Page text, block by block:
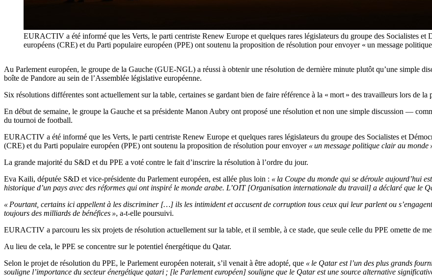
EURACTIV a été informé que les Verts, le parti centriste Renew Europe et quelques rares législateurs du groupe des Socialistes
européens (CRE) et du Parti populaire européen (PPE) ont soutenu la proposition de résolution pour envoyer « un message
Au Parlement européen, le groupe de la Gauche (GUE-NGL) a réussi à obtenir une résolution de dernière minute plutôt qu’une simple
boîte de Pandore au sein de l’Assemblée législative européenne.
Six résolutions différentes sont actuellement sur la table, certaines se gardant bien de faire référence à la « mort » des travailleurs lors de
En début de semaine, le groupe la Gauche et sa présidente Manon Aubry ont proposé une résolution et non une simple discussion —
du tournoi de football.
EURACTIV a été informé que les Verts, le parti centriste Renew Europe et quelques rares législateurs du groupe des Socialistes et
(CRE) et du Parti populaire européen (PPE) ont soutenu la proposition de résolution pour envoyer « un message politique clair au monde
La grande majorité du S&D et du PPE a voté contre le fait d’inscrire la résolution à l’ordre du jour.
Eva Kaili, députée S&D et vice-présidente du Parlement européen, est allée plus loin : « la Coupe du monde qui se déroule aujourd’hui
historique d’un pays avec des réformes qui ont inspiré le monde arabe. L’OIT [Organisation internationale du travail] a déclaré que le
« Pourtant, certains ici appellent à les discriminer […] ils les intimident et accusent de corruption tous ceux qui leur parlent ou
toujours des milliards de bénéfices », a-t-elle poursuivi.
EURACTIV a parcouru les six projets de résolution actuellement sur la table, et il semble, à ce stade, que seule celle du PPE omette de
Au lieu de cela, le PPE se concentre sur le potentiel énergétique du Qatar.
Selon le projet de résolution du PPE, le Parlement européen noterait, s’il venait à être adopté, que « le Qatar est l’un des plus grands
souligne l’importance du secteur énergétique qatari ; [le Parlement européen] souligne que le Qatar est une source alternative